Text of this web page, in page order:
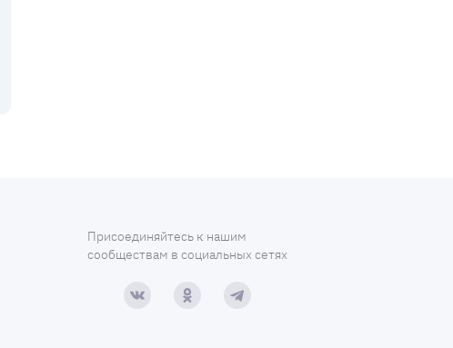
Присоединяйтесь к нашим
сообществам в социальных сетях